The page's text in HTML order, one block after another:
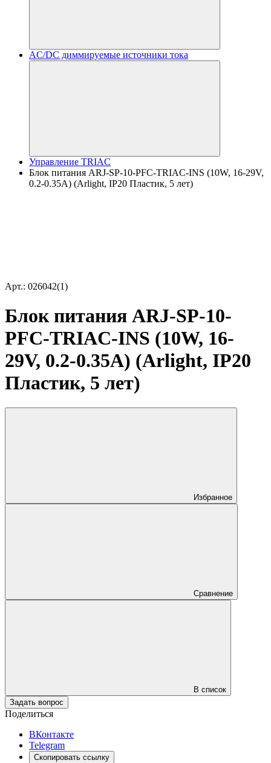
AC/DC диммируемые источники тока
Управление TRIAC
Блок питания ARJ-SP-10-PFC-TRIAC-INS (10W, 16-29V,
0.2-0.35A) (Arlight, IP20 Пластик, 5 лет)
Арт.: 026042(1)
Блок питания ARJ-SP-10-
PFC-TRIAC-INS (10W, 16-
29V, 0.2-0.35A) (Arlight, IP20
Пластик, 5 лет)
Избранное
Сравнение
В список
Задать вопрос
Поделиться
ВКонтакте
Telegram
Скопировать ссылку